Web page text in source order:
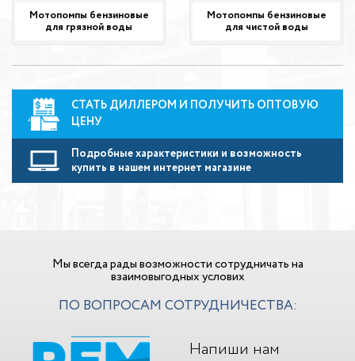
Мотопомпы бензиновые
для грязной воды
Мотопомпы бензиновые
для чистой воды
СТАТЬ ДИЛЛЕРОМ И ПОЛУЧИТЬ ОПТОВУЮ
ЦЕНУ
Подробные характеристики и возможность
купить в нашем интернет магазине
Мы всегда рады возможности сотрудничать на
взаимовыгодных услових
ПО ВОПРОСАМ СОТРУДНИЧЕСТВА:
Напиши нам